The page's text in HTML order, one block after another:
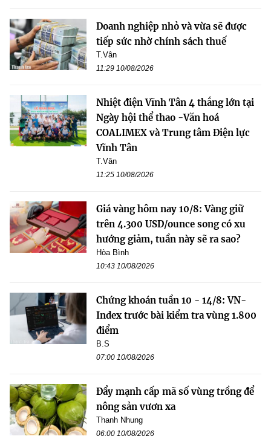
Doanh nghiệp nhỏ và vừa sẽ được
tiếp sức nhờ chính sách thuế
T.Vân
11:29 10/08/2026
Nhiệt điện Vĩnh Tân 4 thắng lớn tại
Ngày hội thể thao -Văn hoá
COALIMEX và Trung tâm Điện lực
Vĩnh Tân
T.Vân
11:25 10/08/2026
Giá vàng hôm nay 10/8: Vàng giữ
trên 4.300 USD/ounce song có xu
hướng giảm, tuần này sẽ ra sao?
Hòa Bình
10:43 10/08/2026
Chứng khoán tuần 10 - 14/8: VN-
Index trước bài kiểm tra vùng 1.800
điểm
B.S
07:00 10/08/2026
Đẩy mạnh cấp mã số vùng trồng để
nông sản vươn xa
Thanh Nhung
06:00 10/08/2026